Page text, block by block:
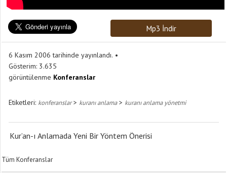
Mp3 İndir
6 Kasım 2006 tarihinde yayınlandı.
Gösterim: 3.635
görüntülenme Konferanslar
Etiketleri: konferanslar> kuranı anlama> kuranı anlama yönetmi
Kur’an-ı Anlamada Yeni Bir Yöntem Önerisi
Tüm Konferanslar